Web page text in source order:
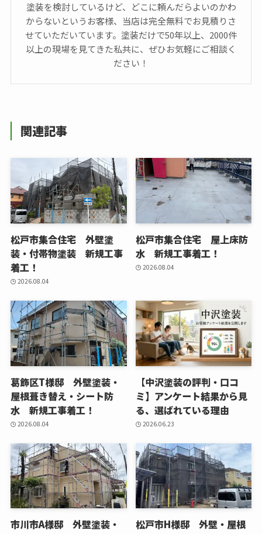
塗装を検討しているけど、どこに頼んだらよいのかわ
からないというお客様、当店は完全無料でお見積りさ
せていただいています。塗装だけで50年以上、2000件
以上の現場を見てきた私共に、ぜひお気軽にご相談く
ださい！
関連記事
松戸市集合住宅 外壁塗
装・付帯物塗装 新規工事
着工！
2026.08.04
松戸市集合住宅 屋上床防
水 新規工事着工！
2026.08.04
葛飾区T様邸 外壁塗装・
屋根葺き替え・シート防
水 新規工事着工！
2026.08.04
【中沢塗装の評判・口コ
ミ】アンケート結果から見
る、選ばれている理由
2026.06.23
市川市A様邸 外壁塗装・
松戸市H様邸 外壁・屋根